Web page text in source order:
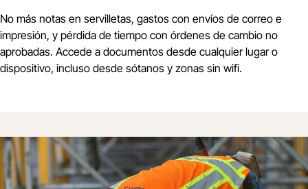
No más notas en servilletas, gastos con envíos de correo e
impresión, y pérdida de tiempo con órdenes de cambio no
aprobadas. Accede a documentos desde cualquier lugar o
dispositivo, incluso desde sótanos y zonas sin wifi.